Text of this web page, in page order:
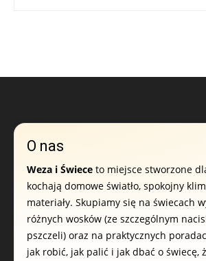
O nas
Weza i Świece to miejsce stworzone
kochają domowe światło, spokojny
materiały. Skupiamy się na świecach
różnych wosków (ze szczególnym
pszczeli) oraz na praktycznych
jak robić, jak palić i jak dbać o świecę,